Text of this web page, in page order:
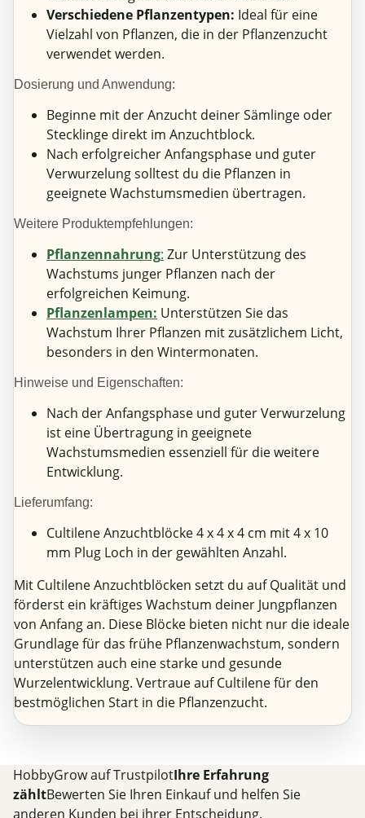
Verschiedene Pflanzentypen: Ideal für eine
Vielzahl von Pflanzen, die in der Pflanzenzucht
verwendet werden.
Dosierung und Anwendung:
Beginne mit der Anzucht deiner Sämlinge oder
Stecklinge direkt im Anzuchtblock.
Nach erfolgreicher Anfangsphase und guter
Verwurzelung solltest du die Pflanzen in
geeignete Wachstumsmedien übertragen.
Weitere Produktempfehlungen:
Pflanzennahrung: Zur Unterstützung des
Wachstums junger Pflanzen nach der
erfolgreichen Keimung.
Pflanzenlampen: Unterstützen Sie das
Wachstum Ihrer Pflanzen mit zusätzlichem Licht,
besonders in den Wintermonaten.
Hinweise und Eigenschaften:
Nach der Anfangsphase und guter Verwurzelung
ist eine Übertragung in geeignete
Wachstumsmedien essenziell für die weitere
Entwicklung.
Lieferumfang:
Cultilene Anzuchtblöcke 4 x 4 x 4 cm mit 4 x 10
mm Plug Loch in der gewählten Anzahl.
Mit Cultilene Anzuchtblöcken setzt du auf Qualität und
förderst ein kräftiges Wachstum deiner Jungpflanzen
von Anfang an. Diese Blöcke bieten nicht nur die ideale
Grundlage für das frühe Pflanzenwachstum, sondern
unterstützen auch eine starke und gesunde
Wurzelentwicklung. Vertraue auf Cultilene für den
bestmöglichen Start in die Pflanzenzucht.
HobbyGrow auf TrustpilotIhre Erfahrung
zähltBewerten Sie Ihren Einkauf und helfen Sie
anderen Kunden bei ihrer Entscheidung.